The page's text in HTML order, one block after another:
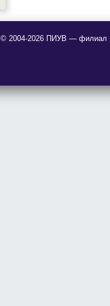
© 2004-2026 ПИУВ — филиал